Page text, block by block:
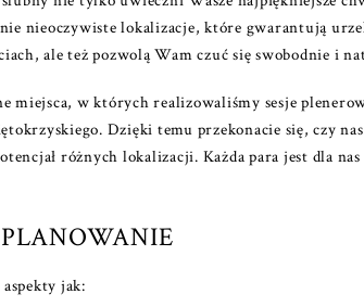
nieoczywiste lokalizacje, które gwarantują
ale też pozwolą Wam czuć się swobodnie i
miejsca, w których realizowaliśmy sesje
Dzięki temu przekonacie się, czy
różnych lokalizacji. Każda para jest dla
jak: